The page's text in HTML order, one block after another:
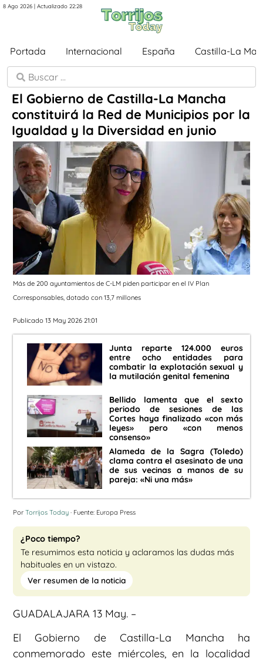
8 Ago 2026 | Actualizado 22:28
Portada Internacional España Castilla-La
El Gobierno de Castilla-La Mancha
constituirá la Red de Municipios por la
Igualdad y la Diversidad en junio
Más de 200 ayuntamientos de C-LM piden participar en el IV Plan
Corresponsables, dotado con 13,7 millones
Publicado 13 May 2026 21:01
Junta reparte 124.000 euros
entre ocho entidades para
combatir la explotación sexual y
la mutilación genital femenina
Bellido lamenta que el sexto
periodo de sesiones de las
Cortes haya finalizado «con más
leyes» pero «con menos
consenso»
Alameda de la Sagra (Toledo)
clama contra el asesinato de una
de sus vecinas a manos de su
pareja: «Ni una más»
Por Torrijos Today · Fuente: Europa Press
¿Poco tiempo?
Te resumimos esta noticia y aclaramos las dudas más
habituales en un vistazo.
Ver resumen de la noticia
GUADALAJARA 13 May. –
El Gobierno de Castilla-La Mancha ha
conmemorado este miércoles, en la localidad